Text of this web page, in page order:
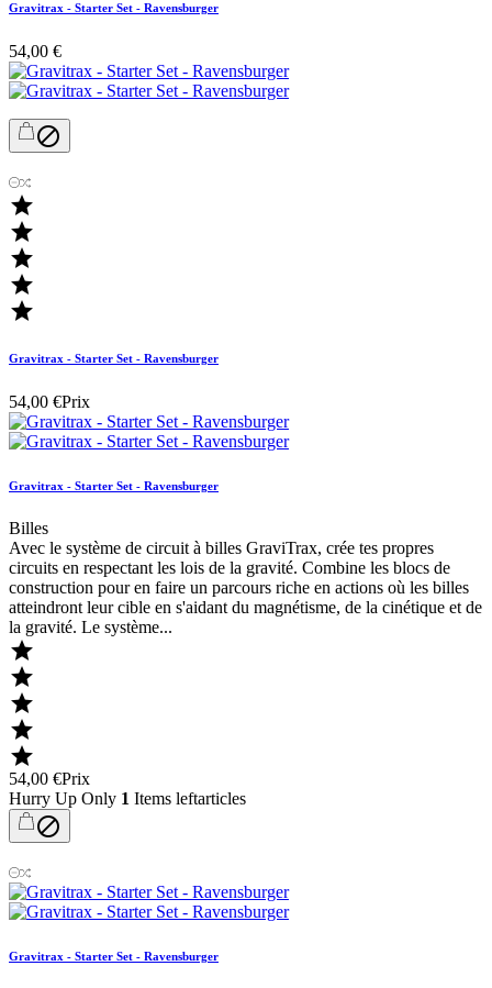
Gravitrax - Starter Set - Ravensburger
54,00 €






Gravitrax - Starter Set - Ravensburger
54,00 €Prix
Gravitrax - Starter Set - Ravensburger
Billes
Avec le système de circuit à billes GraviTrax, crée tes propres
circuits en respectant les lois de la gravité. Combine les blocs de
construction pour en faire un parcours riche en actions où les billes
atteindront leur cible en s'aidant du magnétisme, de la cinétique et de
la gravité. Le système...





54,00 €Prix
Hurry Up Only 1 Items leftarticles

Gravitrax - Starter Set - Ravensburger